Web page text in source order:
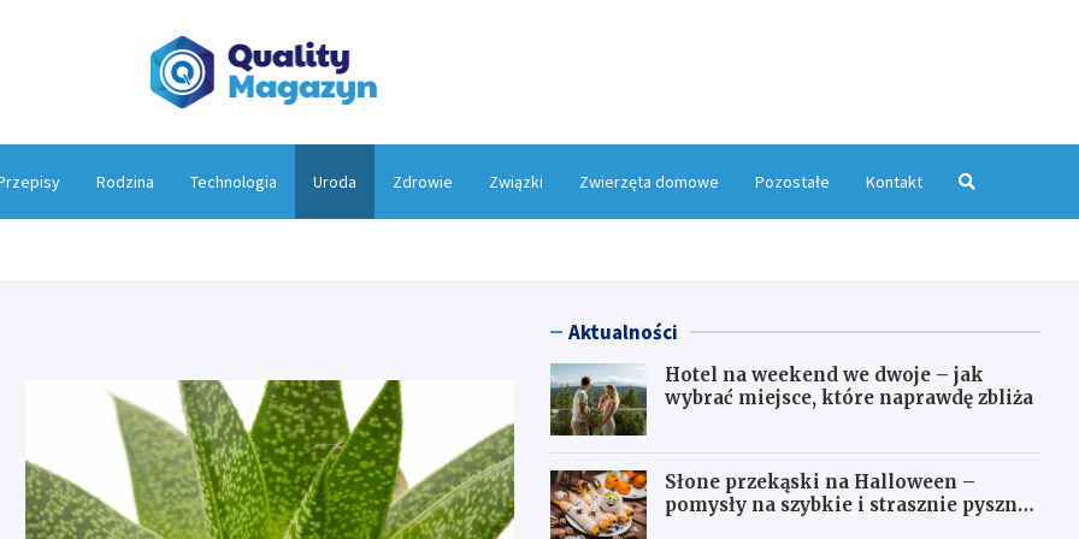
Rodzina Technologia Uroda Zdrowie Związki Zwierzęta domowe Pozostałe Kontakt
Aktualności
Hotel na weekend we dwoje – jak
wybrać miejsce, które naprawdę zbliża
Słone przekąski na Halloween –
pomysły na szybkie i strasznie pyszne